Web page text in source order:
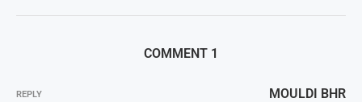
1 COMMENT
MOULDI BHR
REPLY